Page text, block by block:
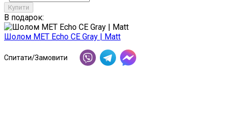
Купити
В подарок:
Шолом MET Echo CE Gray | Matt
Спитати/Замовити